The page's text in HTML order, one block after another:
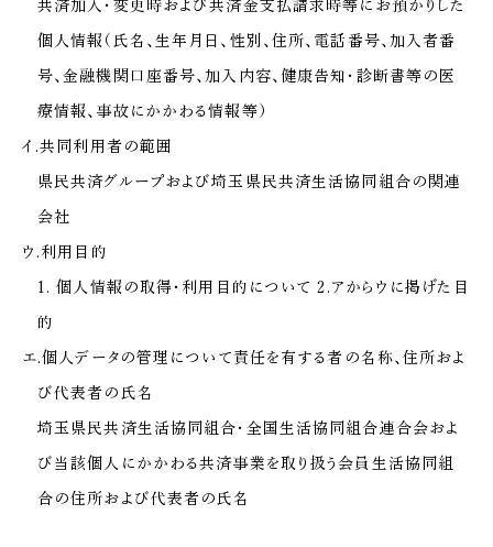
共済加入・変更時および共済金支払請求時等にお預かりした
個人情報（氏名、生年月日、性別、住所、電話番号、加入者番
号、金融機関口座番号、加入内容、健康告知・診断書等の医
療情報、事故にかかわる情報等）
イ.共同利用者の範囲
県民共済グループおよび埼玉県民共済生活協同組合の関連
会社
ウ.利用目的
1. 個人情報の取得・利用目的について 2.アからウに掲げた目
的
エ.個人データの管理について責任を有する者の名称、住所およ
び代表者の氏名
埼玉県民共済生活協同組合・全国生活協同組合連合会およ
び当該個人にかかわる共済事業を取り扱う会員生活協同組
合の住所および代表者の氏名